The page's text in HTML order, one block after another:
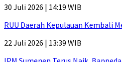
30 Juli 2026 | 14:19 WIB
RUU Daerah Kepulauan Kembali
22 Juli 2026 | 13:39 WIB